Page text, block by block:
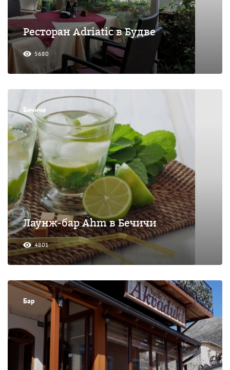
Ресторан Adriatic в Будве
5680
Бечичи
Лаунж-бар Ahm в Бечичи
4801
Бар